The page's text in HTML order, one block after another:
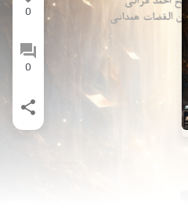
0
0